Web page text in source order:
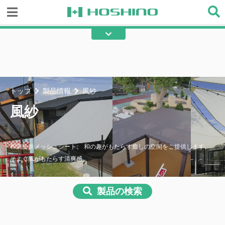
綿帆布 エステル帆布
フラット帆布 ターポリン
メッシュ
その他の産業用資材
風紗
和調防炎メッシュシート。 和の趣がもたらす癒しの空間をご提供します。
そよぐ風がもたらす清爽感。
トップ 製品情報 風紗
製品の検索